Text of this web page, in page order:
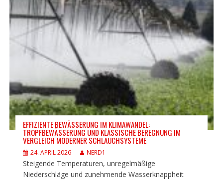
EFFIZIENTE BEWÄSSERUNG IM KLIMAWANDEL:
TROPFBEWÄSSERUNG UND KLASSISCHE BEREGNUNG IM
VERGLEICH MODERNER SCHLAUCHSYSTEME
24. APRIL 2026 NERD1
Steigende Temperaturen, unregelmäßige
Niederschläge und zunehmende Wasserknappheit